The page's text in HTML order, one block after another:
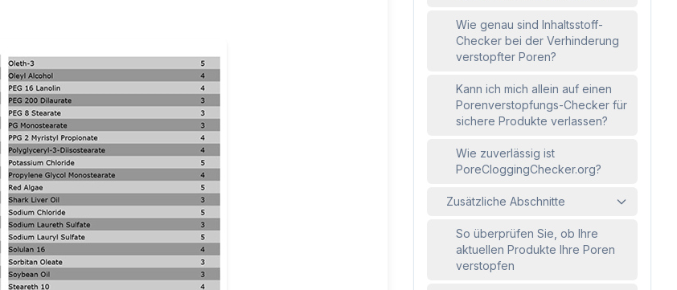
Wie genau sind Inhaltsstoff-
Checker bei der Verhinderung
verstopfter Poren?
Kann ich mich allein auf einen
Porenverstopfungs-Checker für
sichere Produkte verlassen?
Wie zuverlässig ist
PoreCloggingChecker.org?
Zusätzliche Abschnitte
So überprüfen Sie, ob Ihre
aktuellen Produkte Ihre Poren
verstopfen